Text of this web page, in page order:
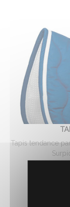
Tapis tendance